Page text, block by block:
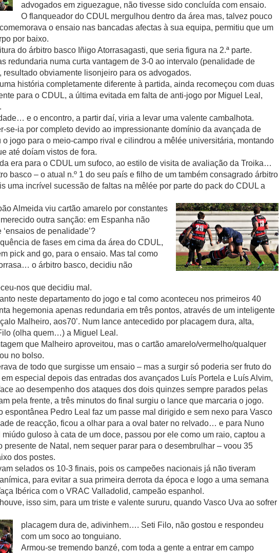
advogados em ziguezague, não tivesse sido concluída com ensaio.
O flanqueador do CDUL mergulhou dentro da área mas, talvez pouco
o ensaio nas bancadas afectas à sua equipa, permitiu que um
por baixo.
do árbitro basco Iñigo Atorrasagasti, que seria figura na 2.ª parte.
redundaria numa curta vantagem de 3-0 ao intervalo (penalidade de
resultado obviamente lisonjeiro para os advogados.
história completamente diferente à partida, ainda recomeçou com duas
para o CDUL, a última evitada em falta de anti-jogo por Miguel Leal,
e o encontro, a partir daí, viria a levar uma valente cambalhota.
se-ia por completo devido ao impressionante domínio da avançada de
o jogo para o meio-campo rival e cilindrou a mêlée universitária, montando
até doíam vistos de fora.
era para o CDUL um sufoco, ao estilo de visita de avaliação da Troika…
basco – o atual n.º 1 do seu país e filho de um também consagrado árbitro
uma incrível sucessão de faltas na mêlée por parte do pack do CDUL a
Almeida viu cartão amarelo por constantes
outra sanção: em Espanha não
de penalidade’?
de fases em cima da área do CDUL,
pick and go, para o ensaio. Mas tal como
o árbitro basco, decidiu não
nos que decidiu mal.
neste departamento do jogo e tal como aconteceu nos primeiros 40
hegemonia apenas redundaria em três pontos, através de um inteligente
Malheiro, aos70’. Num lance antecedido por placagem dura, alta,
(olha quem…) a Miguel Leal.
que Malheiro aproveitou, mas o cartão amarelo/vermelho/qualquer
no bolso.
de todo que surgisse um ensaio – mas a surgir só poderia ser fruto do
especial depois das entradas dos avançados Luís Portela e Luís Alvim,
ao desempenho dos ataques dos dois quinzes sempre parados pelas
pela frente, a três minutos do final surgiu o lance que marcaria o jogo.
espontânea Pedro Leal faz um passe mal dirigido e sem nexo para Vasco
de reacção, ficou a olhar para a oval bater no relvado… e para Nuno
guloso à cata de um doce, passou por ele como um raio, captou a
presente de Natal, nem sequer parar para o desembrulhar – voou 35
dos postes.
selados os 10-3 finais, pois os campeões nacionais já não tiveram
para evitar a sua primeira derrota da época e logo a uma semana
Ibérica com o VRAC Valladolid, campeão espanhol.
isso sim, para um triste e valente sururu, quando Vasco Uva ao sofrer
placagem dura de, adivinhem…. Seti Filo, não gostou e respondeu
com um soco ao tonguiano.
Armou-se tremendo banzé, com toda a gente a entrar em campo